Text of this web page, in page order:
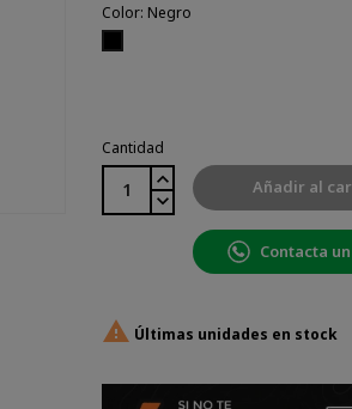
Color: Negro
Cantidad
Añadir al
Contacta
 Últimas unidades en stock